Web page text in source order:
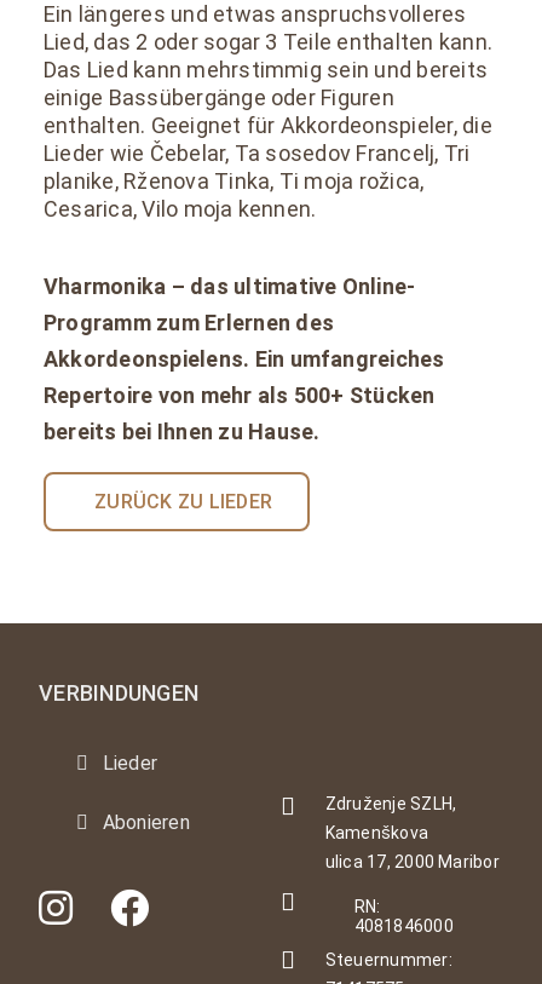
Ein längeres und etwas anspruchsvolleres
Lied, das 2 oder sogar 3 Teile enthalten kann.
Das Lied kann mehrstimmig sein und bereits
einige Bassübergänge oder Figuren
enthalten. Geeignet für Akkordeonspieler, die
Lieder wie Čebelar, Ta sosedov Francelj, Tri
planike, Rženova Tinka, Ti moja rožica,
Cesarica, Vilo moja kennen.
Vharmonika – das ultimative Online-
Programm zum Erlernen des
Akkordeonspielens. Ein umfangreiches
Repertoire von mehr als 500+ Stücken
bereits bei Ihnen zu Hause.
ZURÜCK ZU LIEDER
Združenje SZLH,
Kamenškova
ulica 17, 2000 Maribor
RN:
4081846000
Steuernummer:
VERBINDUNGEN
Lieder
Abonieren